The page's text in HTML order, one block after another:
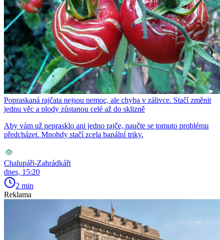
Popraskaná rajčata nejsou nemoc, ale chyba v zálivce. Stačí změnit
jednu věc a plody zůstanou celé až do sklizně
Aby vám už neprasklo ani jedno rajče, naučte se tomuto problému
předcházet. Mnohdy stačí zcela banální triky.
Chalupáři-Zahrádkáři
dnes, 15:20
2 min
Reklama